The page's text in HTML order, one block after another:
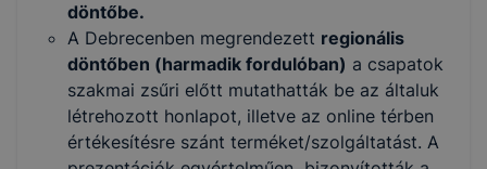
döntőbe.
A Debrecenben megrendezett regionális
döntőben (harmadik fordulóban) a csapatok
szakmai zsűri előtt mutathatták be az általuk
létrehozott honlapot, illetve az online térben
értékesítésre szánt terméket/szolgáltatást. A